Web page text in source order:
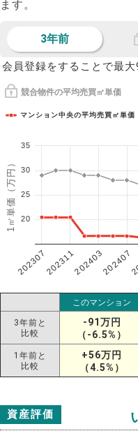
ます。
3年前
会員登録をすることで最
競合物件の平均売買㎡単価
1㎡単価（万円）
マンション中央の平均売買㎡単価
202307202311202403202407
20
25
30
35
このマンション
3年前と
比較
-91万円
（-6.5%）
1年前と
比較
+56万円
（4.5%）
資産評価